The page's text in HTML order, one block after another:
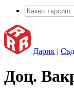
Дарик |
Доц.